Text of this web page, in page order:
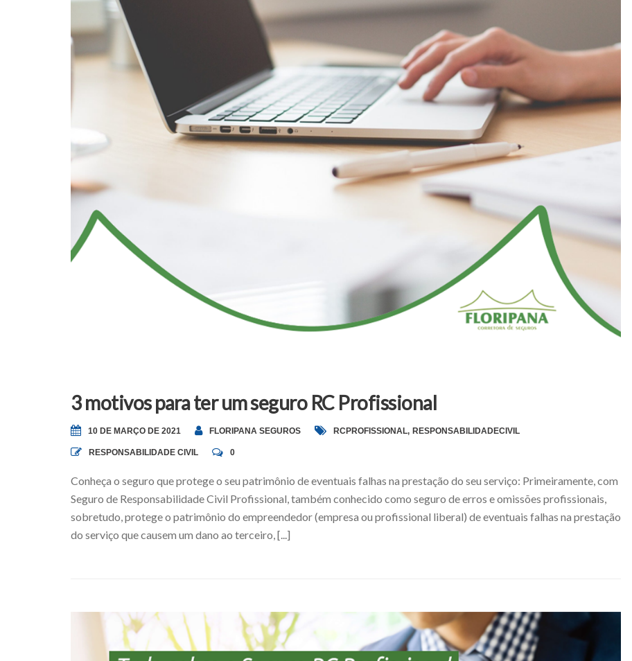
3 motivos para ter um seguro RC Profissional
10 DE MARÇO DE 2021 FLORIPANA SEGUROS RCPROFISSIONAL, RESPONSABILIDADECIVIL
RESPONSABILIDADE CIVIL 0
Conheça o seguro que protege o seu patrimônio de eventuais falhas na prestação do seu serviço: Primeiramente, com
Seguro de Responsabilidade Civil Profissional, também conhecido como seguro de erros e omissões profissionais,
sobretudo, protege o patrimônio do empreendedor (empresa ou profissional liberal) de eventuais falhas na prestação
do serviço que causem um dano ao terceiro, [...]